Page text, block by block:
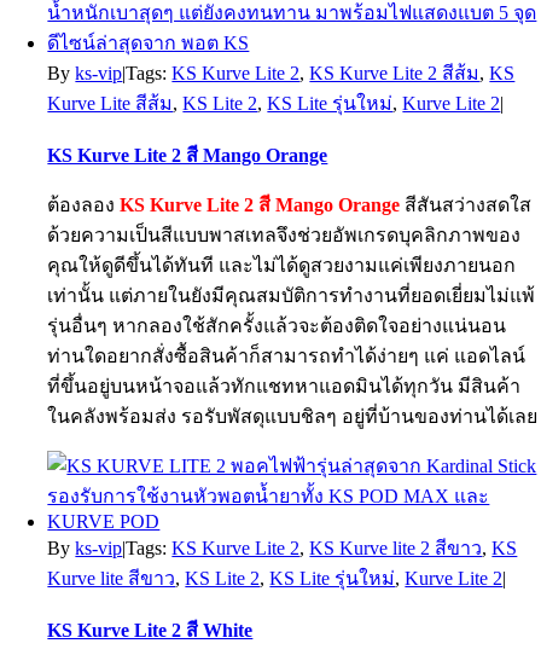
Byks-vip|Tags:KS Kurve Lite 2,KS Kurve Lite 2 สีส้ม,KS
Kurve Lite สีส้ม,KS Lite 2,KS Lite รุ่นใหม่,Kurve Lite 2|
KS Kurve Lite 2 สี Mango Orange
ต้องลองKS Kurve Lite 2 สี Mango Orange สีสันสว่างสดใส
ด้วยความเป็นสีแบบพาสเทลจึงช่วยอัพเกรดบุคลิกภาพของ
คุณให้ดูดีขึ้นได้ทันที และไม่ได้ดูสวยงามแค่เพียงภายนอก
เท่านั้น แต่ภายในยังมีคุณสมบัติการทำงานที่ยอดเยี่ยมไม่แพ้
รุ่นอื่นๆ หากลองใช้สักครั้งแล้วจะต้องติดใจอย่างแน่นอน
ท่านใดอยากสั่งซื้อสินค้าก็สามารถทำได้ง่ายๆ แค่ แอดไลน์
ที่ขึ้นอยู่บนหน้าจอแล้วทักแชทหาแอดมินได้ทุกวัน มีสินค้า
ในคลังพร้อมส่ง รอรับพัสดุแบบชิลๆ อยู่ที่บ้านของท่านได้เลย
Byks-vip|Tags:KS Kurve Lite 2,KS Kurve lite 2 สีขาว,KS
Kurve lite สีขาว,KS Lite 2,KS Lite รุ่นใหม่,Kurve Lite 2|
KS Kurve Lite 2 สี White